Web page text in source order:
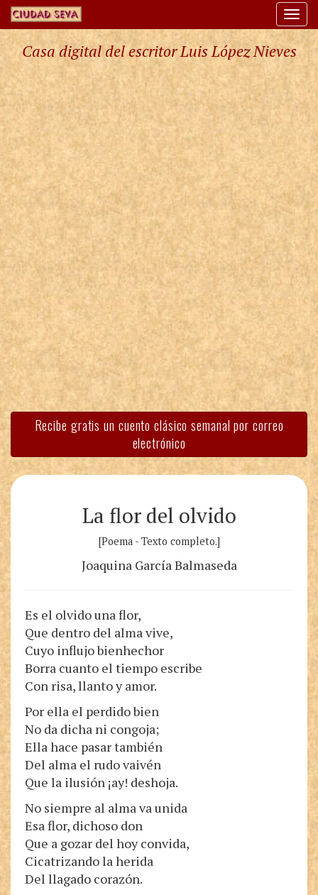
Casa digital del escritor Luis López Nieves
Recibe gratis un cuento clásico semanal por correo
electrónico
La flor del olvido
[Poema - Texto completo.]
Joaquina García Balmaseda
Es el olvido una flor,
Que dentro del alma vive,
Cuyo influjo bienhechor
Borra cuanto el tiempo escribe
Con risa, llanto y amor.
Por ella el perdido bien
No da dicha ni congoja;
Ella hace pasar también
Del alma el rudo vaivén
Que la ilusión ¡ay! deshoja.
No siempre al alma va unida
Esa flor, dichoso don
Que a gozar del hoy convida,
Cicatrizando la herida
Del llagado corazón.